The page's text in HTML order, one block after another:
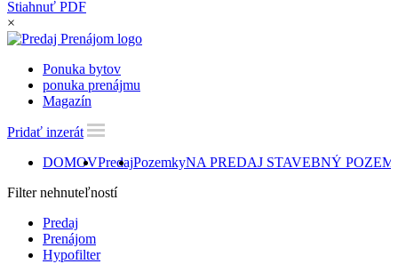
Stiahnuť PDF
×
Ponuka bytov
ponuka prenájmu
Magazín
Pridať inzerát
DOMOVPredajPozemkyNA PREDAJ STAVEBNÝ
Filter nehnuteľností
Predaj
Prenájom
Hypofilter